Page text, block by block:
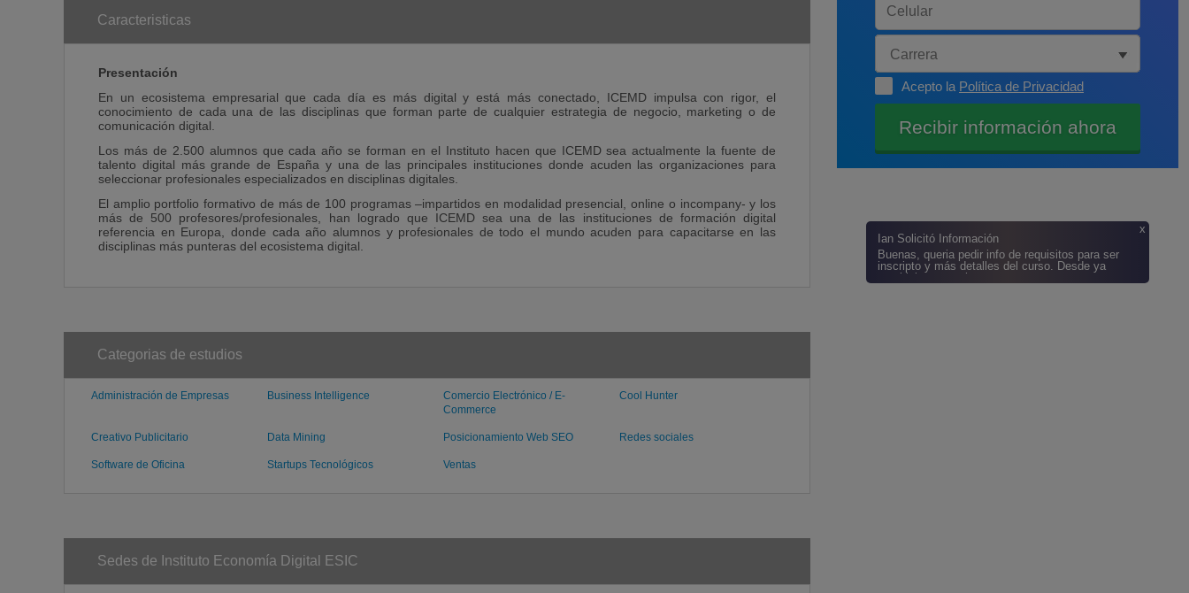
Caracteristicas
Presentación
En un ecosistema empresarial que cada día es más digital y está más conectado, ICEMD impulsa con rigor, el
conocimiento de cada una de las disciplinas que forman parte de cualquier estrategia de negocio, marketing o de
comunicación digital.
Los más de 2.500 alumnos que cada año se forman en el Instituto hacen que ICEMD sea actualmente la fuente de
talento digital más grande de España y una de las principales instituciones donde acuden las organizaciones para
seleccionar profesionales especializados en disciplinas digitales.
El amplio portfolio formativo de más de 100 programas –impartidos en modalidad presencial, online o incompany- y los
más de 500 profesores/profesionales, han logrado que ICEMD sea una de las instituciones de formación digital
referencia en Europa, donde cada año alumnos y profesionales de todo el mundo acuden para capacitarse en las
disciplinas más punteras del ecosistema digital.
Categorias de estudios
Administración de Empresas Business Intelligence
Comercio Electrónico / E-
Commerce
Cool Hunter
Creativo Publicitario Data Mining Posicionamiento Web SEO Redes sociales
Software de Oficina Startups Tecnológicos Ventas
Sedes de Instituto Economía Digital ESIC
Acepto la Política de Privacidad
Ian Solicitó Información
Buenas, queria pedir info de requisitos para ser
inscripto y más detalles del curso. Desde ya
muchisimas gracias.
x